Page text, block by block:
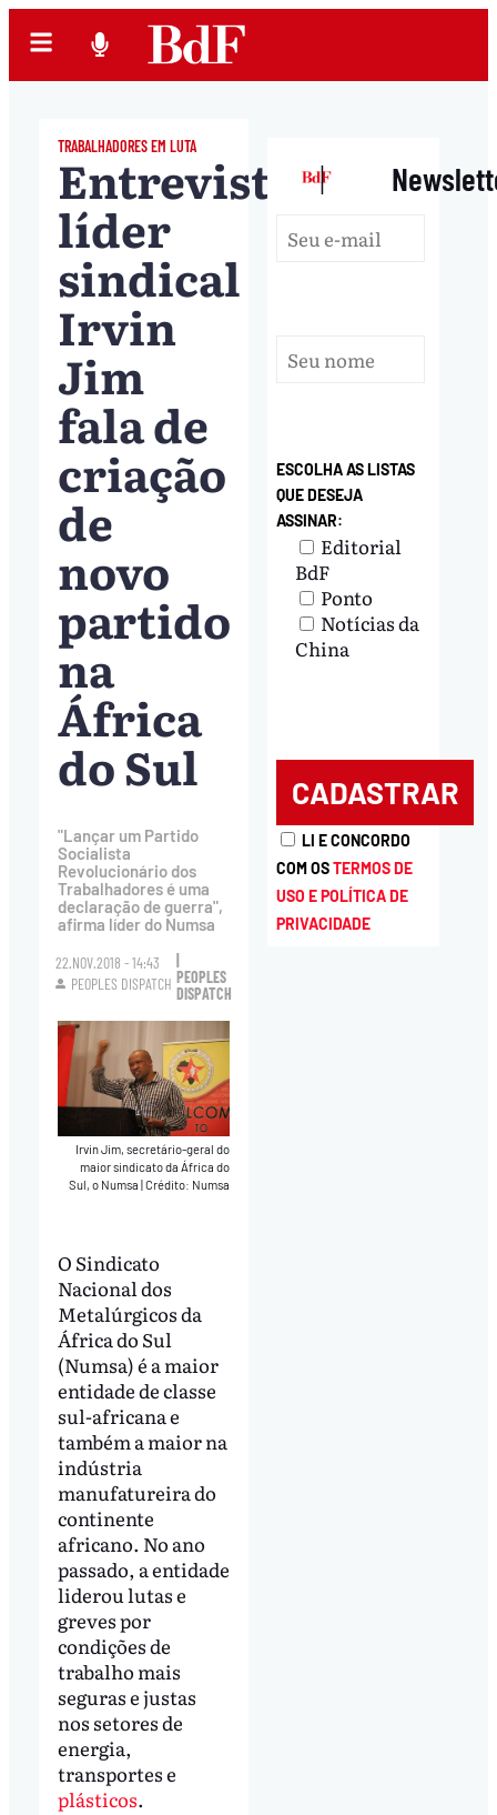
TRABALHADORES EM LUTA
Entrevista:
líder
sindical
Irvin
Jim
fala de
criação
de
novo
partido
na
África
do Sul
"Lançar um Partido
Socialista
Revolucionário dos
Trabalhadores é uma
declaração de guerra",
afirma líder do Numsa
22.NOV.2018 - 14:43
PEOPLES DISPATCH PEOPLES
DISPATCH
Irvin Jim, secretário-geral do
maior sindicato da África do
Sul, o Numsa|Crédito: Numsa
O Sindicato
Nacional dos
Metalúrgicos da
África do Sul
(Numsa) é a maior
entidade de classe
sul-africana e
também a maior na
indústria
manufatureira do
continente
africano. No ano
passado, a entidade
liderou lutas e
greves por
condições de
trabalho mais
seguras e justas
nos setores de
energia,
transportes e
plásticos.
|
ESCOLHA AS LISTAS
QUE DESEJA
ASSINAR:
Editorial
BdF
Ponto
Notícias da
China
LI E CONCORDO
COM OSTERMOS DE
USO E POLÍTICA DE
PRIVACIDADE